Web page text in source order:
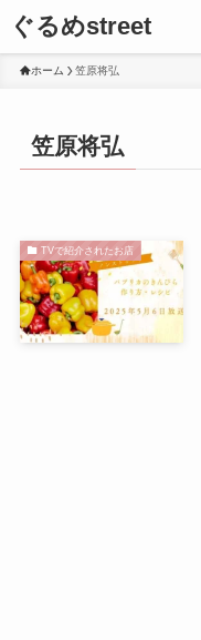
ぐるめstreet
ホーム 笠原将弘
笠原将弘
TVで紹介されたお店